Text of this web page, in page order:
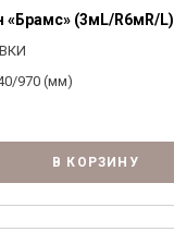
«Брамс» (3мL/R6мR/L)
970 (мм)
В КОРЗИНУ